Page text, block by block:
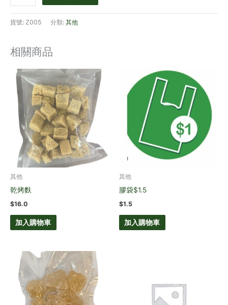
貨號: Z005 分類: 其他
相關商品
其他
乾烤麩
$16.0
加入購物車
其他
膠袋$1.5
$1.5
加入購物車